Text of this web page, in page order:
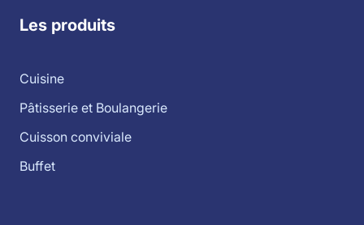
Les produits
Cuisine
Pâtisserie et Boulangerie
Cuisson conviviale
Buffet